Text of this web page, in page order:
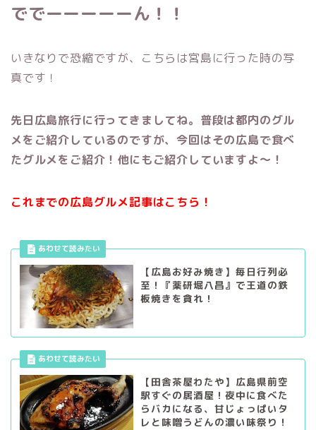
ででーーーーーん！！
いきなりで恐縮ですが、こちらは宮島に行った時の写
真です！
先日広島旅行に行ってきましてね。普段は都内のグル
メをご紹介しているのですが、今回はその広島で食べ
たグルメをご紹介！他にもご紹介していますよ〜！
これまでの広島グルメ記事はこちら！
【広島お好み焼き】毎日行列必
至！『薬研堀八昌』で王道の鉄
板焼きを貪れ！
【田舎茶屋わたや】広島県前空
駅すぐの居酒屋！夜中に食べた
らバカになる、甘じょっぱいタ
レと味噌うどんの濃い味祭り！